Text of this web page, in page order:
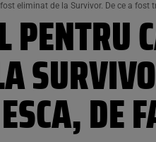
eliminat de la Survivor. De ce a fost
DE